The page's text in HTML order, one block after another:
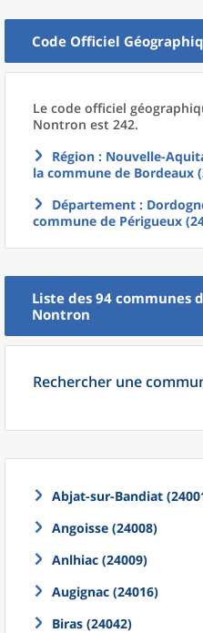
Code Officiel
Le code officiel
Nontron est 242.
Région : Nouvelle-
la commune de Bordeaux
Département :
commune de Périgueux
Liste des 94 communes
Nontron
Rechercher une
Abjat-sur-Bandiat
Angoisse (24008)
Anlhiac (24009)
Augignac (24016)
Biras (24042)